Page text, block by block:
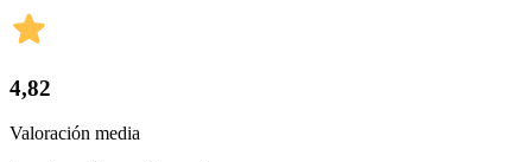
4,82
Valoración media